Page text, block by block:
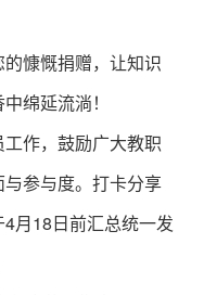
慷慨捐赠，让知识
绵延流淌！
作，鼓励广大教职
参与度。打卡分享
月18日前汇总统一发